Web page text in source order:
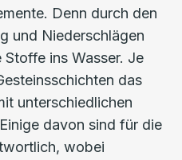
Denn durch den
und Niederschlägen
ins Wasser. Je
das
unterschiedlichen
davon sind für die
wobei